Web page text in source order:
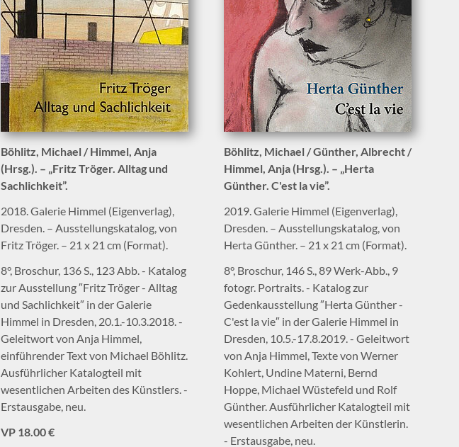
Böhlitz, Michael / Himmel, Anja
(Hrsg.). – „Fritz Tröger. Alltag und
Sachlichkeit”.
2018. Galerie Himmel (Eigenverlag),
Dresden. – Ausstellungskatalog, von
Fritz Tröger. – 21 x 21 cm (Format).
8°, Broschur, 136 S., 123 Abb. - Katalog
zur Ausstellung ″Fritz Tröger - Alltag
und Sachlichkeit″ in der Galerie
Himmel in Dresden, 20.1.-10.3.2018. -
Geleitwort von Anja Himmel,
einführender Text von Michael Böhlitz.
Ausführlicher Katalogteil mit
wesentlichen Arbeiten des Künstlers. -
Erstausgabe, neu.
VP 18.00 €
Böhlitz, Michael / Günther, Albrecht /
Himmel, Anja (Hrsg.). – „Herta
Günther. C'est la vie”.
2019. Galerie Himmel (Eigenverlag),
Dresden. – Ausstellungskatalog, von
Herta Günther. – 21 x 21 cm (Format).
8°, Broschur, 146 S., 89 Werk-Abb., 9
fotogr. Portraits. - Katalog zur
Gedenkausstellung ″Herta Günther -
C'est la vie″ in der Galerie Himmel in
Dresden, 10.5.-17.8.2019. - Geleitwort
von Anja Himmel, Texte von Werner
Kohlert, Undine Materni, Bernd
Hoppe, Michael Wüstefeld und Rolf
Günther. Ausführlicher Katalogteil mit
wesentlichen Arbeiten der Künstlerin.
- Erstausgabe, neu.